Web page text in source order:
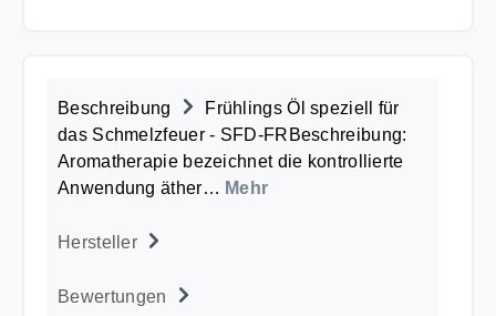
Beschreibung
Frühlings Öl speziell für
das Schmelzfeuer - SFD-FRBeschreibung:
Aromatherapie bezeichnet die kontrollierte
Anwendung äther… Mehr
Hersteller
Bewertungen